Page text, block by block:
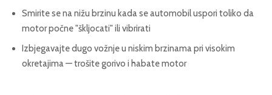
Smirite se na nižu brzinu kada se automobil uspori toliko da
motor počne "škljocati" ili vibrirati
Izbjegavajte dugo vožnje u niskim brzinama pri visokim
okretajima — trošite gorivo i habate motor